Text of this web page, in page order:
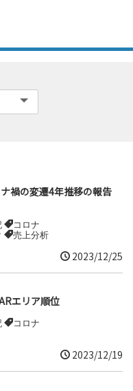
禍の変遷4年推移の報告
コロナ
売上分析
2023/12/25
エリア順位
コロナ
2023/12/19